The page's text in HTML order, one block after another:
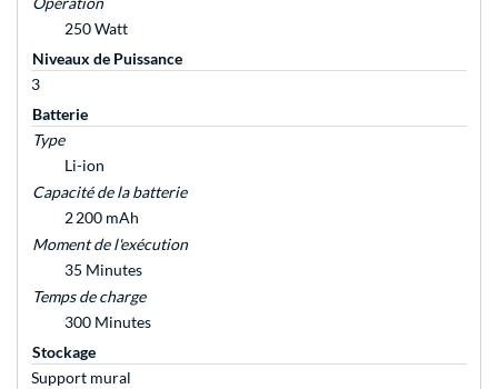
250 Watt
Niveaux de Puissance
3
Batterie
Type
Li-ion
Capacité de la batterie
2 200 mAh
Moment de l'exécution
35 Minutes
Temps de charge
300 Minutes
Stockage
Support mural